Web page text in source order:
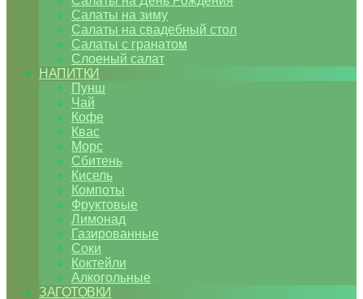
Салаты на зиму
Салаты на свадебный стол
Салаты с гранатом
Слоеный салат
НАПИТКИ
Пунш
Чай
Кофе
Квас
Морс
Сбитень
Кисель
Компоты
Фруктовые
Лимонад
Газированные
Соки
Коктейли
Алкогольные
ЗАГОТОВКИ